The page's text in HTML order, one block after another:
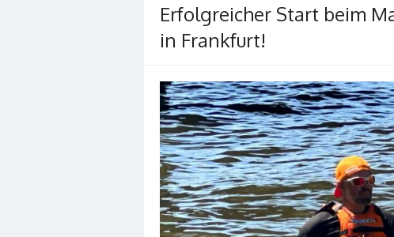
Erfolgreicher Start beim
in Frankfurt!